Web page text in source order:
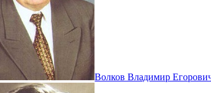
Волков Владимир